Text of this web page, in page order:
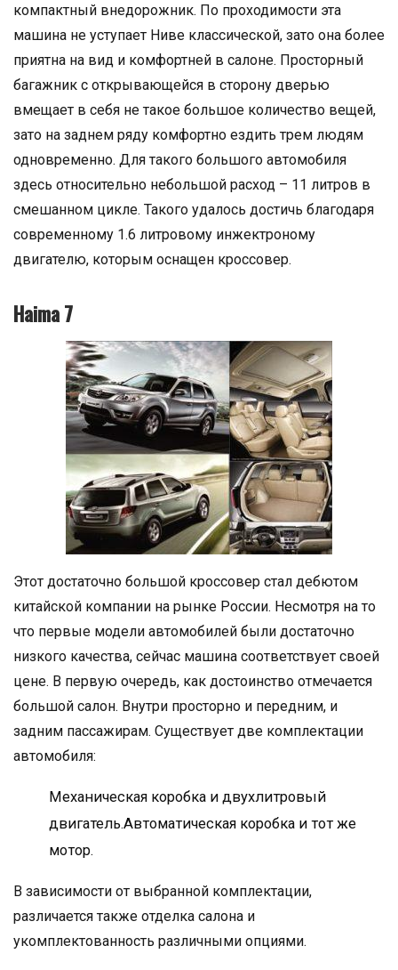
компактный внедорожник. По проходимости эта
машина не уступает Ниве классической, зато она более
приятна на вид и комфортней в салоне. Просторный
багажник с открывающейся в сторону дверью
вмещает в себя не такое большое количество вещей,
зато на заднем ряду комфортно ездить трем людям
одновременно. Для такого большого автомобиля
здесь относительно небольшой расход – 11 литров в
смешанном цикле. Такого удалось достичь благодаря
современному 1.6 литровому инжектроному
двигателю, которым оснащен кроссовер.
Haima 7
Этот достаточно большой кроссовер стал дебютом
китайской компании на рынке России. Несмотря на то
что первые модели автомобилей были достаточно
низкого качества, сейчас машина соответствует своей
цене. В первую очередь, как достоинство отмечается
большой салон. Внутри просторно и передним, и
задним пассажирам. Существует две комплектации
автомобиля:
Механическая коробка и двухлитровый
двигатель.Автоматическая коробка и тот же
мотор.
В зависимости от выбранной комплектации,
различается также отделка салона и
укомплектованность различными опциями.